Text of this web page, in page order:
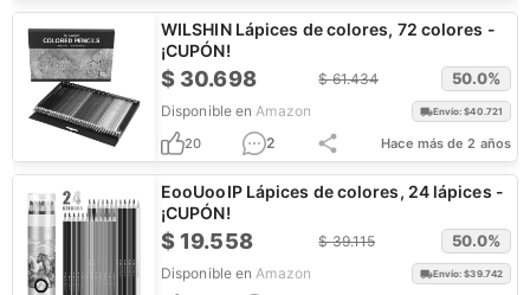
WILSHIN Lápices de colores, 72 colores -
¡CUPÓN!
$ 30.698 $61.434 50.0%
Disponible en Amazon Envío: $40.721
20 2 Hace más de 2 años
EooUooIP Lápices de colores, 24 lápices -
¡CUPÓN!
$19.558 $39.115 50.0%
Disponible en Amazon Envío: $39.742